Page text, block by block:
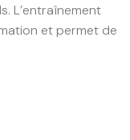
L’entraînement
et permet de